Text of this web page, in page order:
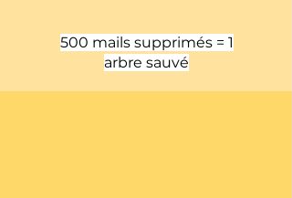
500 mails supprimés = 1
arbre sauvé